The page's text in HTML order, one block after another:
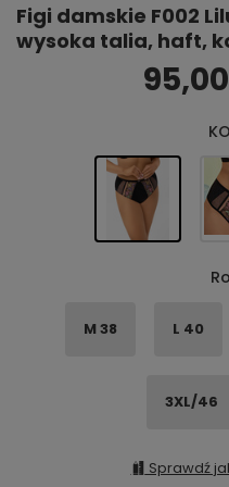
Figi damskie F002
wysoka talia, haft,
95,00
M 38 L 40
3XL/46
Sprawdź